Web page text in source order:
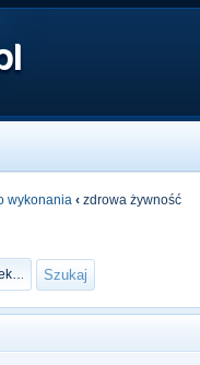
wykonania ‹ zdrowa żywność